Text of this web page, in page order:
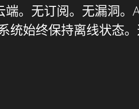
端。无订阅。无漏洞。
统始终保持离线状态